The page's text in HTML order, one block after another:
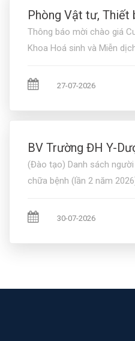
Phòng Vật tư, Thiết
Thông báo mời chào giá
Khoa Hoá sinh và Miễn
27-07-2026
BV Trường ĐH Y-
(Đào tạo) Danh sách
chữa bệnh (lần 2 năm
30-07-2026